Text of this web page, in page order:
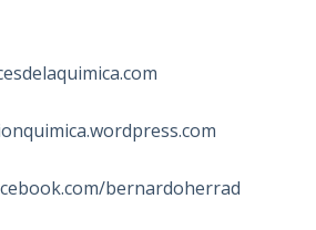
bernardoherrad